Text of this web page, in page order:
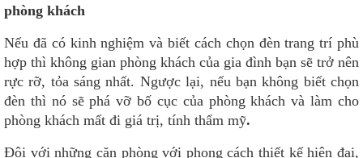
phòng khách
Nếu đã có kinh nghiệm và biết cách chọn đèn trang trí phù
hợp thì không gian phòng khách của gia đình bạn sẽ trở nên
rực rỡ, tỏa sáng nhất. Ngược lại, nếu bạn không biết chọn
đèn thì nó sẽ phá vỡ bố cục của phòng khách và làm cho
phòng khách mất đi giá trị, tính thẩm mỹ.
Đôi với những căn phòng với phong cách thiết kế hiện đại,